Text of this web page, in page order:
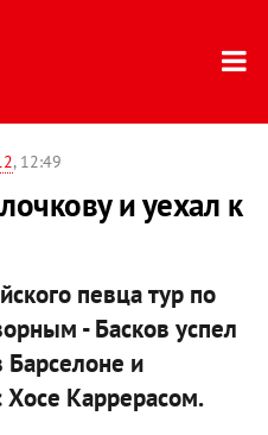
, 12:49
и уехал к
певца тур по
- Басков успел
Барселоне и
Хосе Каррерасом.